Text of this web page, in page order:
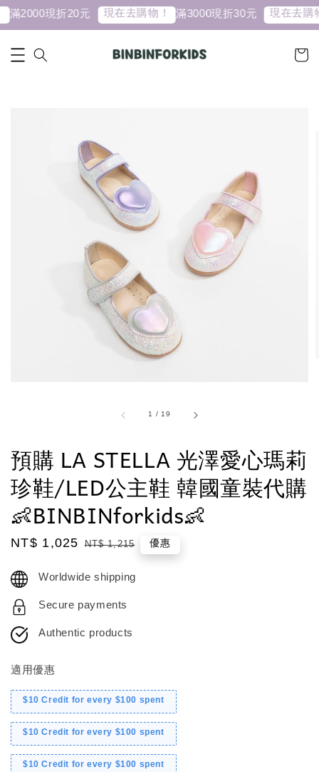
2000現折20元 現在去購物！ 滿3000現折30元 現在去購物
1 /19
預購 LA STELLA 光澤愛心瑪莉
珍鞋/LED公主鞋 韓國童裝代購
👶BINBINforkids👶
Sale
NT$ 1,025 Regular
NT$ 1,215 優惠
Worldwide shipping
Secure payments
Authentic products
適用優惠
$10 Credit for every $100 spent
$10 Credit for every $100 spent
$10 Credit for every $100 spent